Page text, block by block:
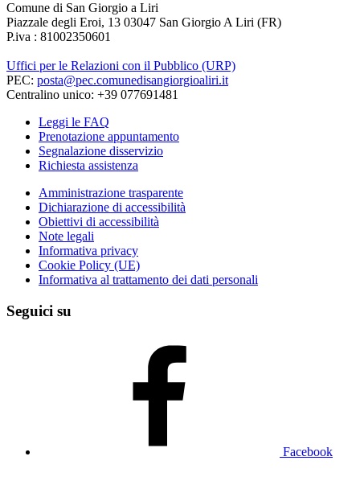
Comune di San Giorgio a Liri
Piazzale degli Eroi, 13 03047 San Giorgio A Liri (FR)
P.iva : 81002350601
Uffici per le Relazioni con il Pubblico (URP)
PEC: posta@pec.comunedisangiorgioaliri.it
Centralino unico: +39 077691481
Leggi le FAQ
Prenotazione appuntamento
Segnalazione disservizio
Richiesta assistenza
Amministrazione trasparente
Dichiarazione di accessibilità
Obiettivi di accessibilità
Note legali
Informativa privacy
Cookie Policy (UE)
Informativa al trattamento dei dati personali
Seguici su
Facebook